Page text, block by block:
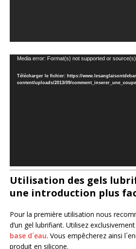
Lecteur
Media error: Format(s) not supported or
Télécharger le fichier: https://
content/uploads/2013/09/
Utilisation des gels
une introduction plus
Pour la première utilisation nous
d’un gel lubrifiant. Utilisez
base d´eau. Vous empêcherez ainsi
produit en silicone.